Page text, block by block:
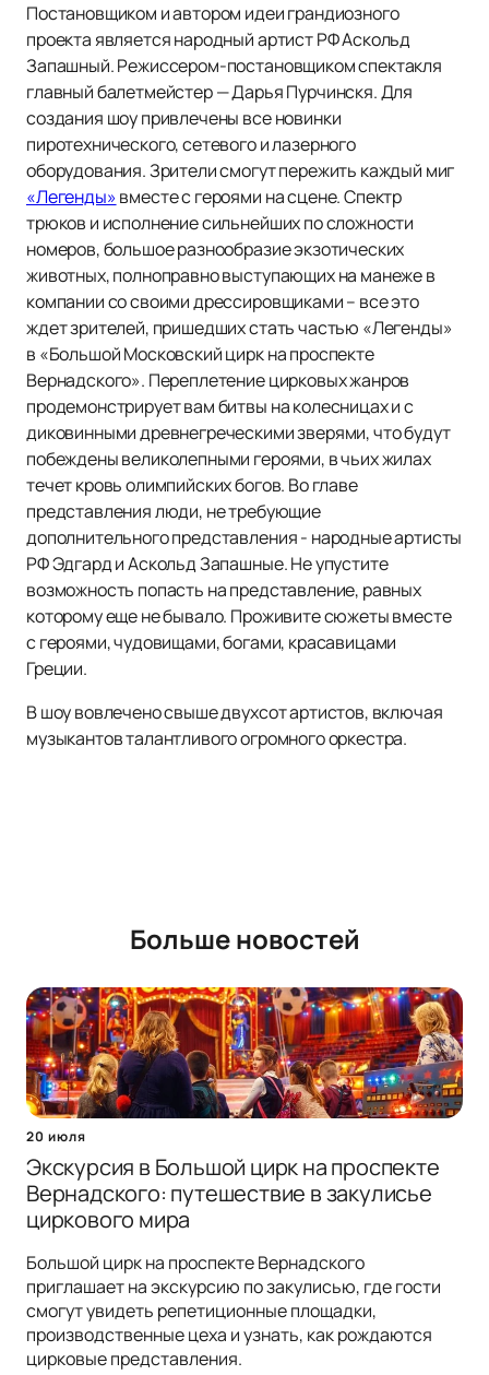
Постановщиком и автором идеи грандиозного
проекта является народный артист РФ Аскольд
Запашный. Режиссером-постановщиком спектакля
главный балетмейстер — Дарья Пурчинскя. Для
создания шоу привлечены все новинки
пиротехнического, сетевого и лазерного
оборудования. Зрители смогут пережить каждый миг
«Легенды»вместе с героями на сцене. Спектр
трюков и исполнение сильнейших по сложности
номеров, большое разнообразие экзотических
животных, полноправно выступающих на манеже в
компании со своими дрессировщиками – все это
ждет зрителей, пришедших стать частью «Легенды»
в «Большой Московский цирк на проспекте
Вернадского». Переплетение цирковых жанров
продемонстрирует вам битвы на колесницах и с
диковинными древнегреческими зверями, что будут
побеждены великолепными героями, в чьих жилах
течет кровь олимпийских богов. Во главе
представления люди, не требующие
дополнительного представления - народные артисты
РФ Эдгард и Аскольд Запашные. Не упустите
возможность попасть на представление, равных
которому еще не бывало. Проживите сюжеты вместе
с героями, чудовищами, богами, красавицами
Греции.
В шоу вовлечено свыше двухсот артистов, включая
музыкантов талантливого огромного оркестра.
Больше новостей
20 июля
Экскурсия в Большой цирк на проспекте
Вернадского: путешествие в закулисье
циркового мира
Большой цирк на проспекте Вернадского
приглашает на экскурсию по закулисью, где гости
смогут увидеть репетиционные площадки,
производственные цеха и узнать, как рождаются
цирковые представления.